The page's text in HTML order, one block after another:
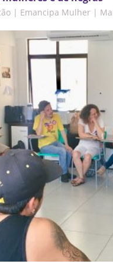
| Emancipa Mulher |